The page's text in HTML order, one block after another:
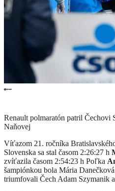
Renault polmaratón patril Čechovi
Naňovej
Víťazom 21. ročníka
Slovenska sa stal časom 2:26:27 h
zvíťazila časom 2:54:23 h Poľka
šampiónkou bola Mária
triumfovali Čech Adam Szymanik